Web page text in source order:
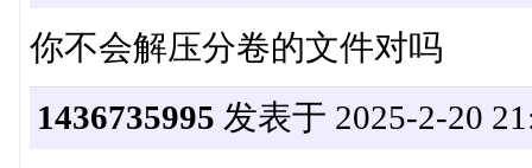
你不会解压分卷的文件对吗
1436735995 发表于 2025-2-20